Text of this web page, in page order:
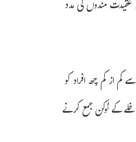
عقیدت مندوں کی مدد
از کم چھ افراد کو
کے ٹوکن جمع کرنے